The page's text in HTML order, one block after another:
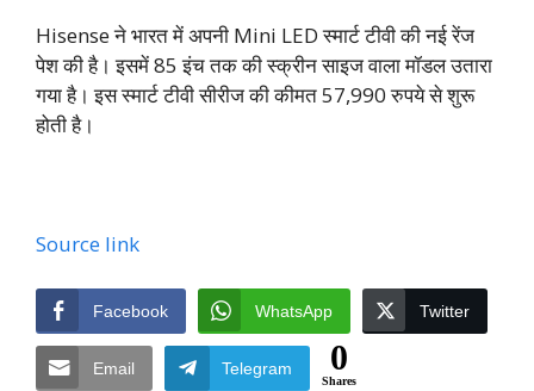
Hisense ने भारत में अपनी Mini LED स्मार्ट टीवी की नई रेंज
पेश की है। इसमें 85 इंच तक की स्क्रीन साइज वाला मॉडल उतारा
गया है। इस स्मार्ट टीवी सीरीज की कीमत 57,990 रुपये से शुरू
होती है।
Source link
Facebook WhatsApp Twitter
Email Telegram 0
Shares